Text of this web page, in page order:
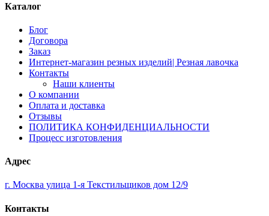
Каталог
Блог
Договора
Заказ
Интернет-магазин резных изделий| Резная лавочка
Контакты
Наши клиенты
О компании
Оплата и доставка
Отзывы
ПОЛИТИКА КОНФИДЕНЦИАЛЬНОСТИ
Процесс изготовления
Адрес
г. Москва улица 1-я Текстильщиков дом 12/9
Контакты